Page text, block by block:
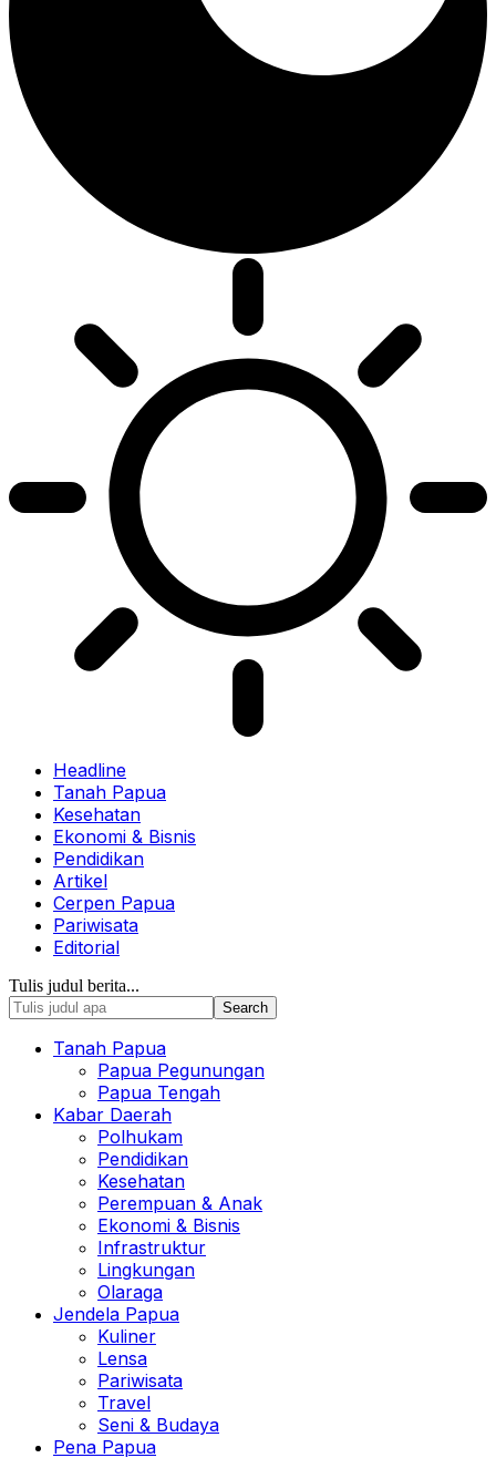
Headline
Tanah Papua
Kesehatan
Ekonomi & Bisnis
Pendidikan
Artikel
Cerpen Papua
Pariwisata
Editorial
Tulis judul berita...
Tanah Papua
Papua Pegunungan
Papua Tengah
Kabar Daerah
Polhukam
Pendidikan
Kesehatan
Perempuan & Anak
Ekonomi & Bisnis
Infrastruktur
Lingkungan
Olaraga
Jendela Papua
Kuliner
Lensa
Pariwisata
Travel
Seni & Budaya
Pena Papua